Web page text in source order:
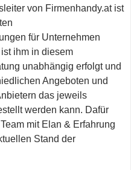
von Firmenhandy.at ist
für Unternehmen
ihm in diesem
unabhängig erfolgt und
Angeboten und
das jeweils
werden kann. Dafür
mit Elan & Erfahrung
Stand der